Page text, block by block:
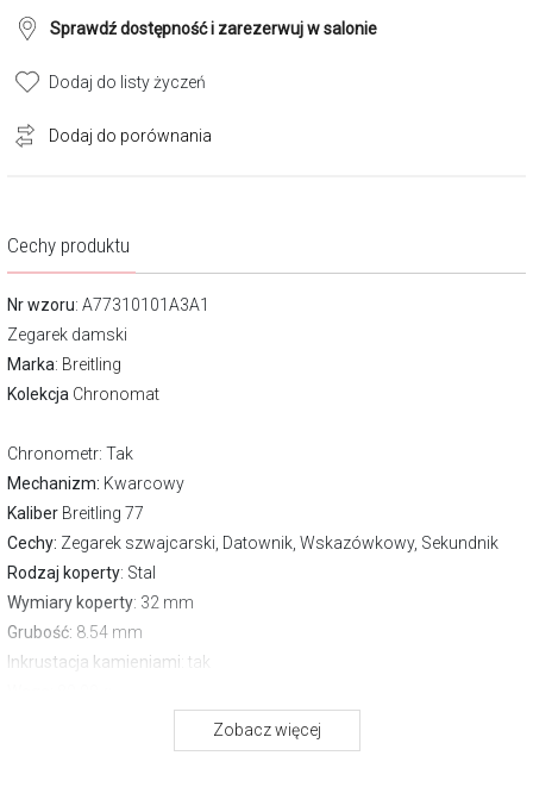
Cechy produktu
Nr wzoru: A77310101A3A1
Zegarek damski
Marka: Breitling
Kolekcja Chronomat
Chronometr: Tak
Mechanizm: Kwarcowy
Kaliber Breitling 77
Cechy: Zegarek szwajcarski, Datownik, Wskazówkowy, Sekundnik
Rodzaj koperty: Stal
Wymiary koperty: 32 mm
Grubość: 8.54 mm
Inkrustacja kamieniami : tak
: Szafirowe antyrefleksyjne
: Bransoleta stalowa
Zobacz więcej
Sprawdź dostępność i zarezerwuj w salonie
Dodaj do listy życzeń
Dodaj do porównania